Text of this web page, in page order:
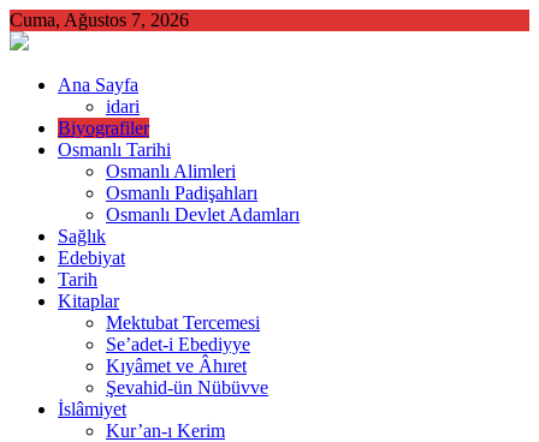
Skip
to
Cuma, Ağustos 7, 2026
Ana Sayfa
idari
Biyografiler
Osmanlı Tarihi
Osmanlı Alimleri
Osmanlı Padişahları
Osmanlı Devlet Adamları
Sağlık
Edebiyat
Tarih
Kitaplar
Mektubat Tercemesi
Se’adet-i Ebediyye
Kıyâmet ve Âhıret
Şevahid-ün Nübüvve
İslâmiyet
Kur’an-ı Kerim